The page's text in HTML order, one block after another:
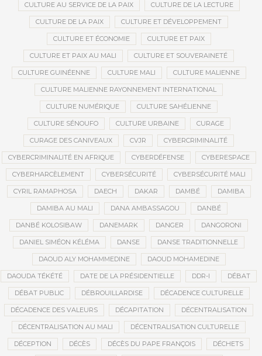
CULTURE AU SERVICE DE LA PAIX CULTURE DE LA LECTURE
CULTURE DE LA PAIX CULTURE ET DÉVELOPPEMENT
CULTURE ET ÉCONOMIE CULTURE ET PAIX
CULTURE ET PAIX AU MALI CULTURE ET SOUVERAINETÉ
CULTURE GUINÉENNE CULTURE MALI CULTURE MALIENNE
CULTURE MALIENNE RAYONNEMENT INTERNATIONAL
CULTURE NUMÉRIQUE CULTURE SAHÉLIENNE
CULTURE SÉNOUFO CULTURE URBAINE CURAGE
CURAGE DES CANIVEAUX CVJR CYBERCRIMINALITÉ
CYBERCRIMINALITÉ EN AFRIQUE CYBERDÉFENSE CYBERESPACE
CYBERHARCÈLEMENT CYBERSÉCURITÉ CYBERSÉCURITÉ MALI
CYRIL RAMAPHOSA DAECH DAKAR DAMBÉ DAMIBA
DAMIBA AU MALI DANA AMBASSAGOU DANBÉ
DANBÉ KOLOSIBAW DANEMARK DANGER DANGORONI
DANIEL SIMÉON KÉLÉMA DANSE DANSE TRADITIONNELLE
DAOUD ALY MOHAMMEDINE DAOUD MOHAMEDINE
DAOUDA TÉKÉTÉ DATE DE LA PRÉSIDENTIELLE DDR-I DÉBAT
DÉBAT PUBLIC DÉBROUILLARDISE DÉCADENCE CULTURELLE
DÉCADENCE DES VALEURS DÉCAPITATION DÉCENTRALISATION
DÉCENTRALISATION AU MALI DÉCENTRALISATION CULTURELLE
DÉCEPTION DÉCÈS DÉCÈS DU PAPE FRANÇOIS DÉCHETS